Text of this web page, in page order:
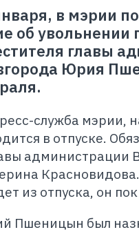
в мэрии
об увольнении
главы
Юрия
служба
в отпуске.
администрации
из отпуска, он
Пшеницын был